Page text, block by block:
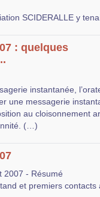
SCIDERALLE y
: quelques
instantanée,
une messagerie
au cloisonnement
(…)
2007 - Résumé
et premiers contacts